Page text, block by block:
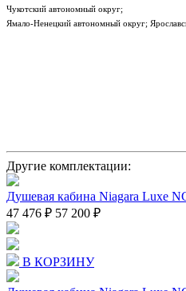
Чукотский автономный округ;
Ямало-Ненецкий автономный округ;
Другие комплектации:
Душевая кабина Niagara Luxe
47 476 ₽ 57 200 ₽
В КОРЗИНУ